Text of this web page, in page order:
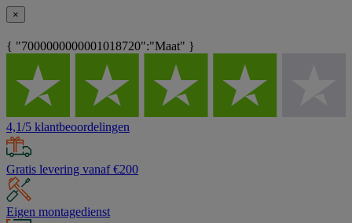
×
{ "7000000000001018720":"Maat" }
4,1/5 klantbeoordelingen
Gratis levering vanaf €200
Eigen montagedienst